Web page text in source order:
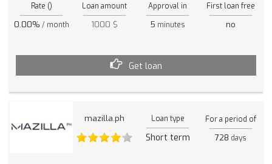
Rate ()
0.00% / month
Loan amount
1000 $
Approval in
5 minutes
First loan free
no
Get loan
mazilla.ph Loan type
Short term
For a period of
728 days